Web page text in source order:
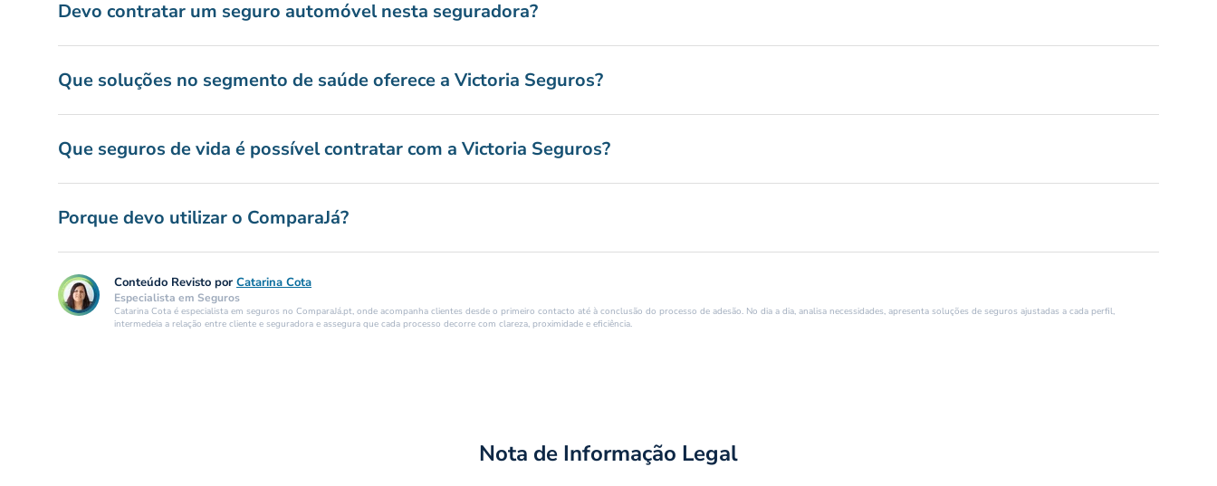
Devo contratar um seguro automóvel nesta seguradora?
Que soluções no segmento de saúde oferece a Victoria Seguros?
Que seguros de vida é possível contratar com a Victoria Seguros?
Porque devo utilizar o ComparaJá?
Conteúdo Revisto por Catarina Cota
Especialista em Seguros
Catarina Cota é especialista em seguros no ComparaJá.pt, onde acompanha clientes desde o primeiro contacto até à conclusão do processo de adesão. No dia a dia, analisa necessidades, apresenta soluções de seguros ajustadas a cada perfil,
intermedeia a relação entre cliente e seguradora e assegura que cada processo decorre com clareza, proximidade e eficiência.
Nota de Informação Legal